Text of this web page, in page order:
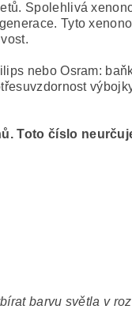
Spolehlivá
Tyto
nebo Osram:
Toto číslo
barvu světla v